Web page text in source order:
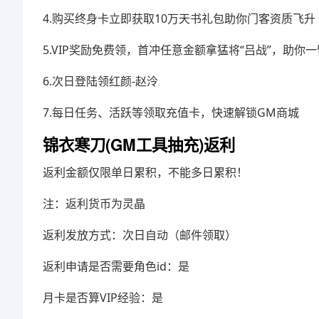
4.购买终身卡立即获取10万天书礼包助你门客资质飞升
5.VIP奖励免费领，首冲任意金额拿猛将“吕战”，助你一
6.次日登陆领红颜-赵泠
7.每日任务、活跃等领取充值卡，快速解锁GM商城
锦衣寒刀(GM工具抽充)返利
返利金额仅限单日累积，不能多日累积！
注：返利货币为灵晶
返利发放方式：次日自动（邮件领取）
返利申请是否需要角色id：是
月卡是否算VIP经验：是